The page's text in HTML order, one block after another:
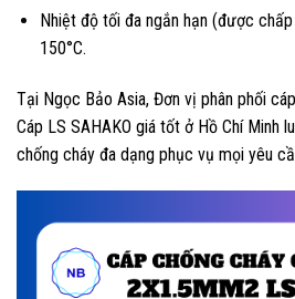
Nhiệt độ tối đa ngắn hạn (được
150°C.
Tại Ngọc Bảo Asia, Đơn vị phân phối
Cáp LS SAHAKO giá tốt ở Hồ Chí Minh
chống cháy đa dạng phục vụ mọi yêu